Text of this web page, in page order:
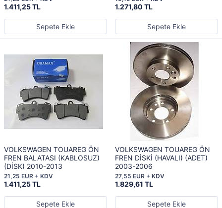
1.411,25 TL
Sepete Ekle
1.271,80 TL
Sepete Ekle
VOLKSWAGEN TOUAREG ÖN
FREN BALATASI (KABLOSUZ)
(DİSK) 2010-2013
1.411,25 TL
21,25 EUR + KDV
Sepete Ekle
VOLKSWAGEN TOUAREG ÖN
FREN DİSKİ (HAVALI) (ADET)
2003-2006
1.829,61 TL
27,55 EUR + KDV
Sepete Ekle